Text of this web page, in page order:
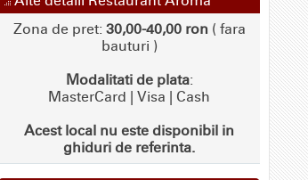
Zona de pret: 30,00-40,00 ron ( fara
bauturi )
Modalitati de plata:
MasterCard | Visa | Cash
Acest local nu este disponibil in
ghiduri de referinta.